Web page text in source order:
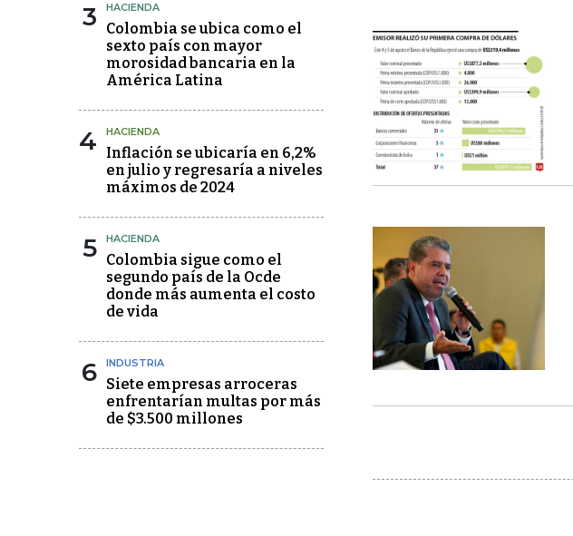
3 HACIENDA
Colombia se ubica como el
sexto país con mayor
morosidad bancaria en la
América Latina
4 HACIENDA
Inflación se ubicaría en 6,2%
en julio y regresaría a niveles
máximos de 2024
5 HACIENDA
Colombia sigue como el
segundo país de la Ocde
donde más aumenta el costo
de vida
6 INDUSTRIA
Siete empresas arroceras
enfrentarían multas por más
de $3.500 millones